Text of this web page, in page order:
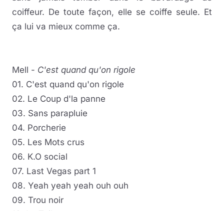
coiffeur. De toute façon, elle se coiffe seule. Et
ça lui va mieux comme ça.
Mell - C'est quand qu'on rigole
01. C'est quand qu'on rigole
02. Le Coup d'la panne
03. Sans parapluie
04. Porcherie
05. Les Mots crus
06. K.O social
07. Last Vegas part 1
08. Yeah yeah yeah ouh ouh
09. Trou noir